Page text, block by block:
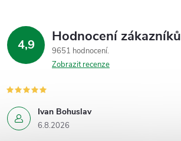
4,9 Hodnocení zákazníků
9651 hodnocení
Zobrazit recenze
Ivan Bohuslav
6.8.2026